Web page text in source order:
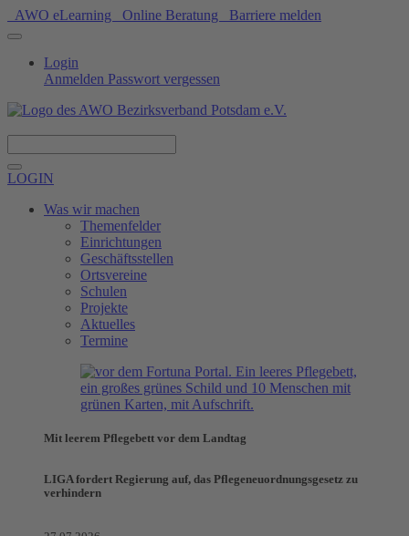
AWO eLearning Online Beratung Barriere melden
Login
Anmelden Passwort vergessen
LOGIN
Was wir machen
Themenfelder
Einrichtungen
Geschäftsstellen
Ortsvereine
Schulen
Projekte
Aktuelles
Termine
Mit leerem Pflegebett vor dem Landtag
LIGA fordert Regierung auf, das Pflegeneuordnungsgesetz zu
verhindern